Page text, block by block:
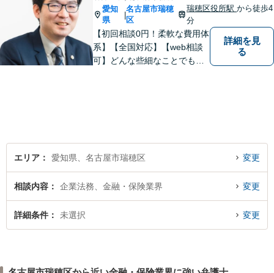
愛知
県
|
名古屋市瑞穂
区
瑞穂区役所駅から徒歩4
分
【初回相談0円！柔軟な費用体
系】【全国対応】【web相談
可】どんな些細なことでもお
詳細を見
る
エリア 愛知県、名古屋市瑞穂区 変更
相談内容 企業法務、金融・保険業界 変更
詳細条件 未選択 変更